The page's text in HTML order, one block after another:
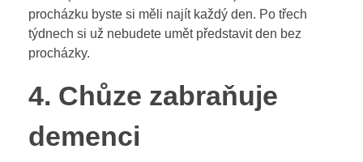
procházku byste si měli najít každý den. Po třech
týdnech si už nebudete umět představit den bez
procházky.
4. Chůze zabraňuje
demenci